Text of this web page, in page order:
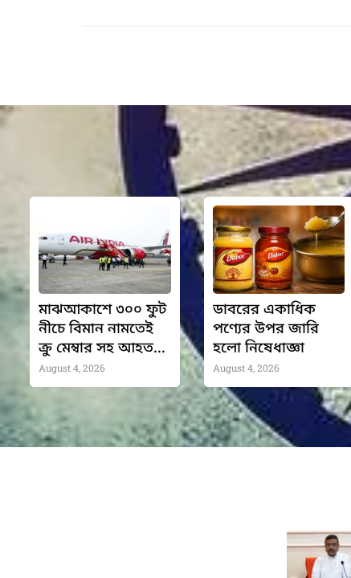
মাঝআকাশে ৩০০ ফুট
নীচে বিমান নামতেই
ক্রু মেম্বার সহ আহত
হলেন এয়ার ইন্ডিয়ার
যাত্রীরা
August 4, 2026
ডাবরের একাধিক
পণ্যের উপর জারি
হলো নিষেধাজ্ঞা
August 4, 2026